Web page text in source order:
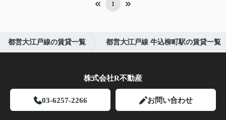
1
都営大江戸線の賃貸一覧 都営大江戸線 牛込柳町駅の賃貸一覧
株式会社R不動産
03-6257-2266 お問い合わせ